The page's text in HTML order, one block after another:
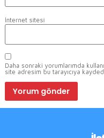
İnternet sitesi
Daha sonraki yorumlarımda
site adresim bu tarayıcıya